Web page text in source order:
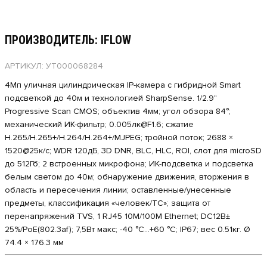
ПРОИЗВОДИТЕЛЬ: IFLOW
АРТИКУЛ: УТ000068284
4Мп уличная цилиндрическая IP-камера с гибридной Smart
подсветкой до 40м и технологией SharpSense. 1/2.9"
Progressive Scan CMOS; объектив 4мм; угол обзора 84°;
механический ИК-фильтр; 0.005лк@F1.6; сжатие
H.265/H.265+/H.264/H.264+/MJPEG; тройной поток; 2688 ×
1520@25к/с; WDR 120дБ, 3D DNR, BLC, HLC, ROI, слот для microSD
до 512Гб; 2 встроенных микрофона; ИК-подсветка и подсветка
белым светом до 40м; обнаружение движения, вторжения в
область и пересечения линии; оставленные/унесенные
предметы, классификация «человек/ТС»; защита от
перенапряжений TVS, 1 RJ45 10M/100M Ethernet; DC12В±
25%/PoE(802.3af); 7,5Вт макс; -40 °C...+60 °C; IP67; вес 0.51кг. Ø
74.4 × 176.3 мм